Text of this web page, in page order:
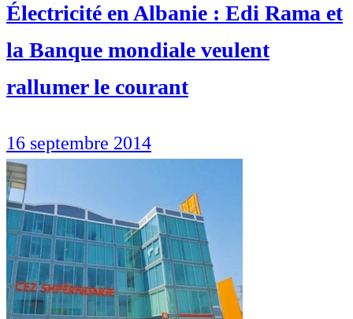
Électricité en Albanie : Edi Rama et
la Banque mondiale veulent
rallumer le courant
16 septembre 2014